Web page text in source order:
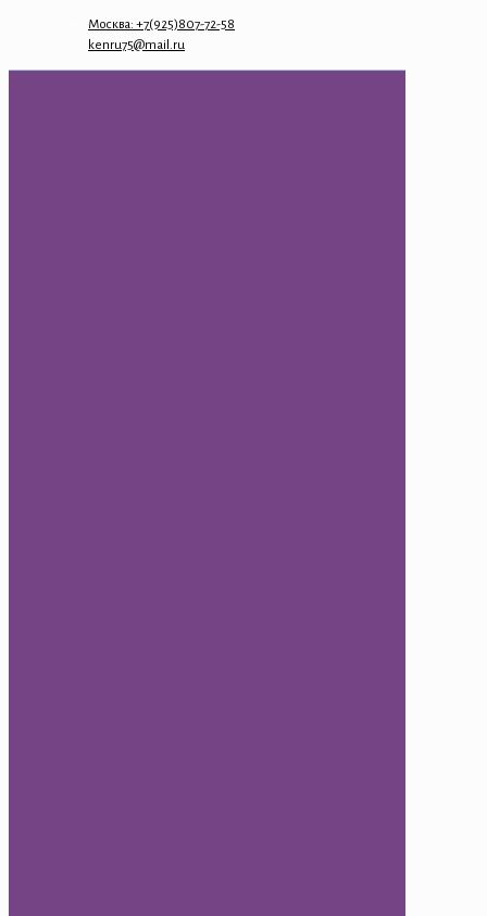
Москва: +7(925)807-72-58
kenru75@mail.ru